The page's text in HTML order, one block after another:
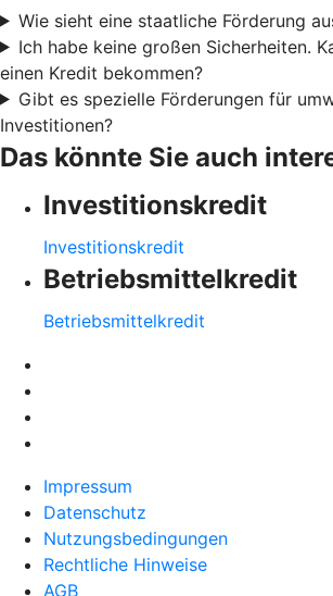
Wie sieht eine staatliche Förderung
Ich habe keine großen Sicherheiten.
einen Kredit bekommen?
Gibt es spezielle Förderungen für
Investitionen?
Das könnte Sie auch
Investitionskredit
Investitionskredit
Betriebsmittelkredit
Betriebsmittelkredit
Impressum
Datenschutz
Nutzungsbedingungen
Rechtliche Hinweise
AGB